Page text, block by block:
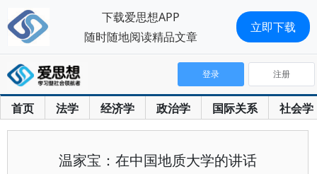
首页 法学 经济学 政治学 国际关系 社会学
登录 注册
温家宝：在中国地质大学的讲话
下载爱思想APP
随时随地阅读精品文章
立即下载